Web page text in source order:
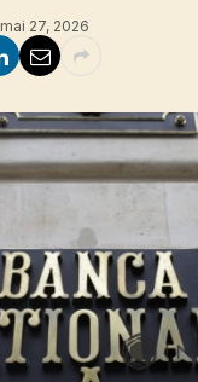
mai 27, 2026